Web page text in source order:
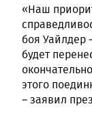
«Наш
боя Уайлдер
будет
этого
– заявил